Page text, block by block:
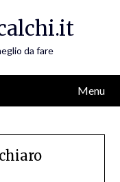
da fare
Menu